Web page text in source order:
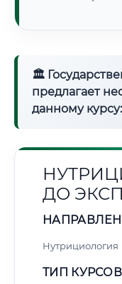
🏛
предлагает
данному курсу:
ДО
Нутрициология
ТИП